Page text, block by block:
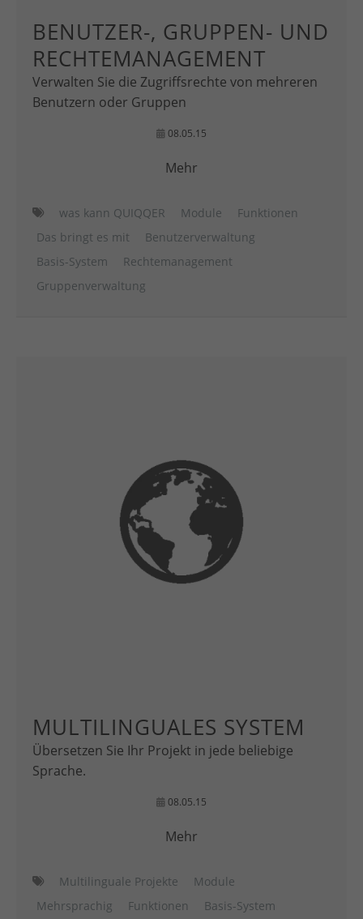
BENUTZER-, GRUPPEN- UND
RECHTEMANAGEMENT
Verwalten Sie die Zugriffsrechte von mehreren
Benutzern oder Gruppen
08.05.15
Mehr
was kann QUIQQER Module
Funktionen
Das bringt es mit
Benutzerverwaltung
Basis-System
Rechtemanagement
Gruppenverwaltung
MULTILINGUALES SYSTEM
Übersetzen Sie Ihr Projekt in jede beliebige
Sprache.
08.05.15
Mehr
Multilinguale Projekte
Module
Mehrsprachig
Funktionen
Basis-System